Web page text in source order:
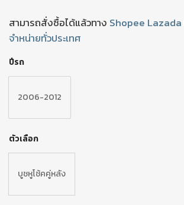
สามารถสั่งซื้อได้แล้วทาง Shopee Lazada
จำหน่ายทั่วประเทศ
ปีรถ
2006-2012
ตัวเลือก
บูชหูโช้คคู่หลัง